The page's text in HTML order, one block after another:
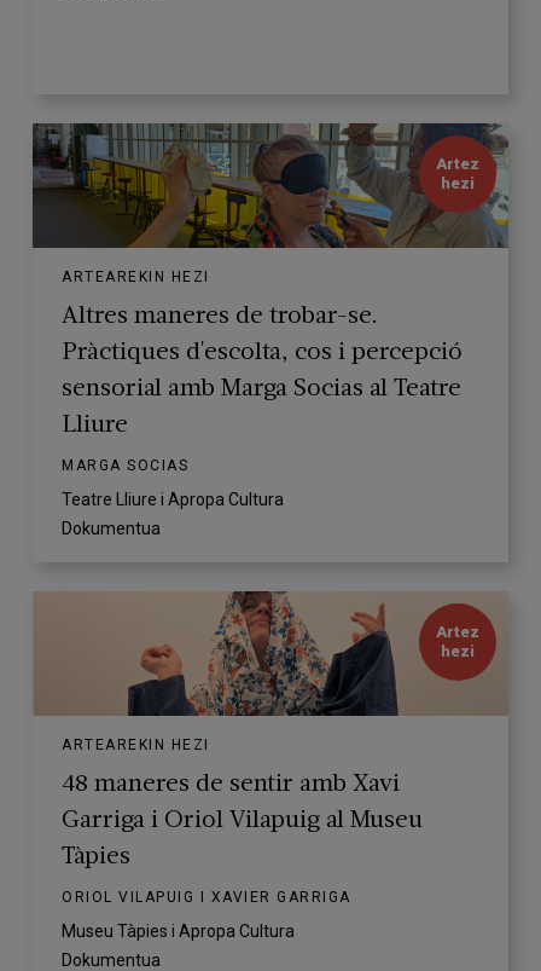
Artez
hezi
ARTEAREKIN HEZI
Altres maneres de trobar-se.
Pràctiques d'escolta, cos i percepció
sensorial amb Marga Socias al Teatre
Lliure
MARGA SOCIAS
Teatre Lliure i Apropa Cultura
Dokumentua
Artez
hezi
ARTEAREKIN HEZI
48 maneres de sentir amb Xavi
Garriga i Oriol Vilapuig al Museu
Tàpies
ORIOL VILAPUIG I XAVIER GARRIGA
Museu Tàpies i Apropa Cultura
Dokumentua